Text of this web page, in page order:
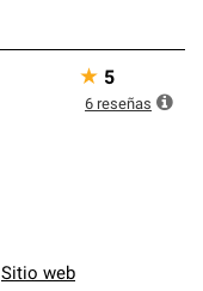
Sitio web
★ 5
6 reseñas